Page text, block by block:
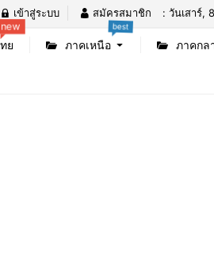
เข้าสู่ระบบ สมัครสมาชิก : วันเสาร์,
ย
new
ภาคเหนือ
best
ภาคกล